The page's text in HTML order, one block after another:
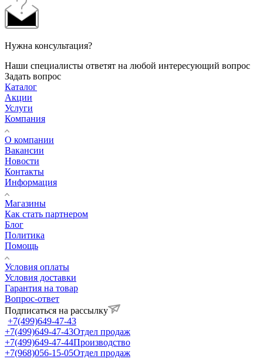
Нужна консультация?
Наши специалисты ответят на любой интересующий вопрос
Задать вопрос
Каталог
Акции
Услуги
Компания
О компании
Вакансии
Новости
Контакты
Информация
Магазины
Как стать партнером
Блог
Политика
Помощь
Условия оплаты
Условия доставки
Гарантия на товар
Вопрос-ответ
Подписаться на рассылку
+7(499)649-47-43
+7(499)649-47-43Отдел продаж
+7(499)649-47-44Производство
+7(968)056-15-05Отдел продаж